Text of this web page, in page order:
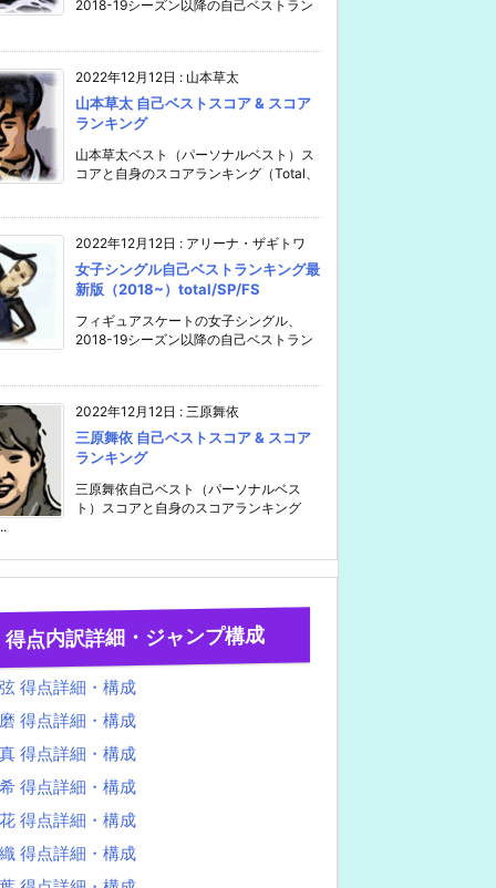
2018-19シーズン以降の自己ベストラン
2022年12月12日 : 山本草太
山本草太 自己ベストスコア & スコア
ランキング
山本草太ベスト（パーソナルベスト）ス
コアと自身のスコアランキング（Total、
2022年12月12日 : アリーナ・ザギトワ
女子シングル自己ベストランキング最
新版（2018~）total/SP/FS
フィギュアスケートの女子シングル、
2018-19シーズン以降の自己ベストラン
2022年12月12日 : 三原舞依
三原舞依 自己ベストスコア & スコア
ランキング
三原舞依自己ベスト（パーソナルベス
ト）スコアと自身のスコアランキング
得点内訳詳細・ジャンプ構成
得点詳細・構成
得点詳細・構成
得点詳細・構成
得点詳細・構成
得点詳細・構成
得点詳細・構成